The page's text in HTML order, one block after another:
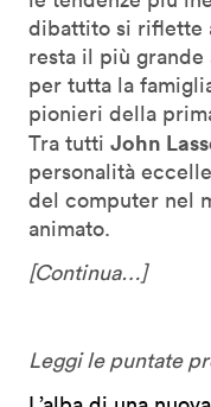
dibattito si riflette
resta il più grande
per tutta la
pionieri della
Tra tutti John
personalità
del computer nel
animato.
[Continua…]
Leggi le puntate